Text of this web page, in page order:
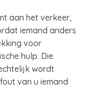
aan het verkeer,
iemand anders
voor
hulp. Die
wordt
van u iemand